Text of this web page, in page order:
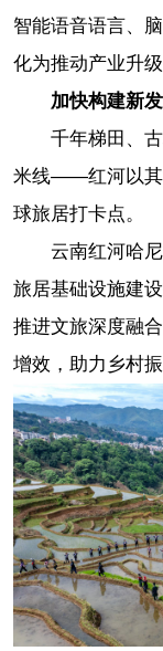
智能语音语言、
化为推动产业升
加快构建新
千年梯田、
米线——红河以其
球旅居打卡点。
云南红河哈
旅居基础设施建
推进文旅深度融
增效，助力乡村